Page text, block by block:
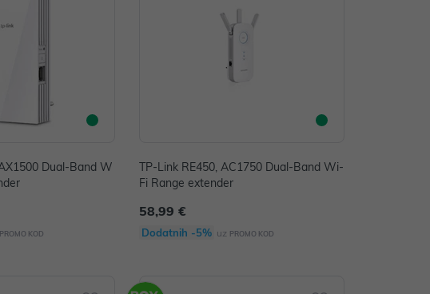
Dual-Band W
PROMO KOD
TP-Link RE450, AC1750 Dual-Band Wi-
Fi Range extender
58,99 €
Dodatnih -5% uz PROMO KOD